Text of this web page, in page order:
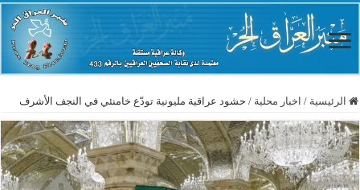
الرئيسية / اخبار محلية / حشود عراقية مليونية تودّع خامنئي في النجف الأشرف